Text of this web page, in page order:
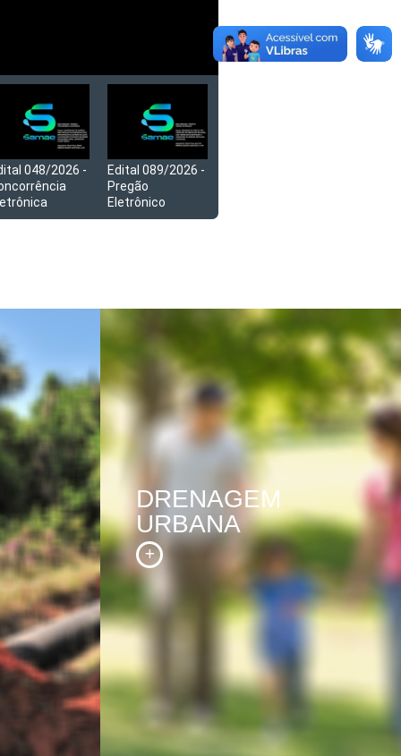
048/2026 -
Edital 089/2026 -
Pregão
Eletrônico
DRENAGEM
URBANA